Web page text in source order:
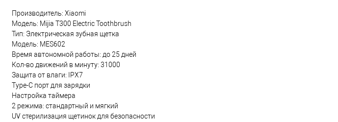
Производитель: Xiaomi
Модель: Mijia T300 Electric Toothbrush
Тип: Электрическая зубная щетка
Модель: MES602
Время автономной работы: до 25 дней
Кол-во движений в минуту: 31000
Защита от влаги: IPX7
Type-C порт для зарядки
Настройка таймера
2 режима: стандартный и мягкий
UV стерилизация щетинок для безопасности